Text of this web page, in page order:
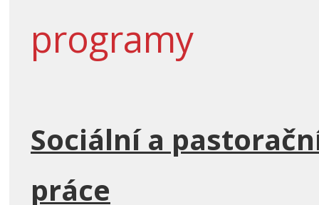
programy
Sociální a
práce